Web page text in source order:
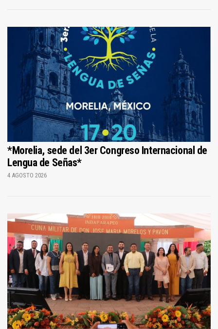
*Morelia, sede del 3er Congreso Internacional de
Lengua de Señas*
4 AGOSTO 2026